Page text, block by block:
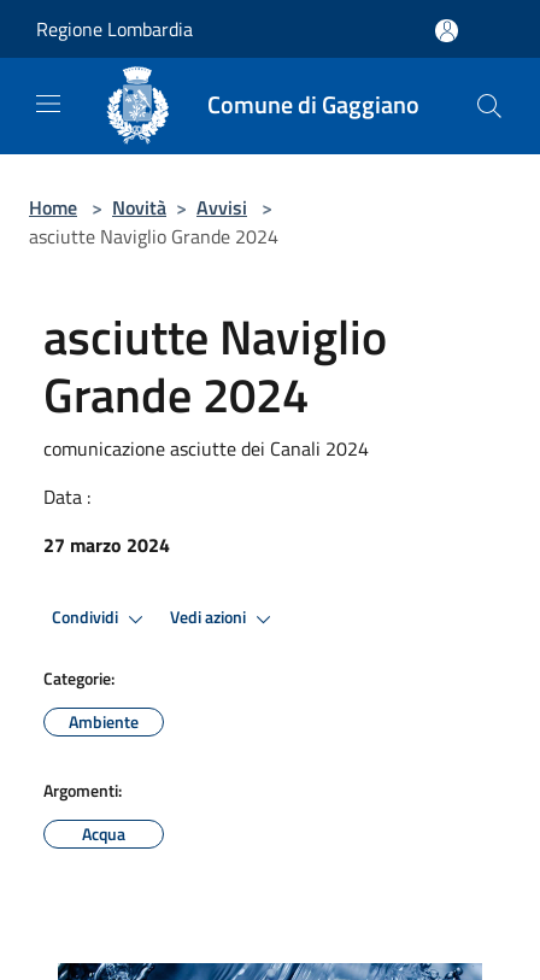
Regione Lombardia
Comune di Gaggiano
Home > Novità > Avvisi >
asciutte Naviglio Grande 2024
asciutte Naviglio
Grande 2024
comunicazione asciutte dei Canali 2024
Data :
27 marzo 2024
Condividi Vedi azioni
Categorie:
Ambiente
Argomenti:
Acqua